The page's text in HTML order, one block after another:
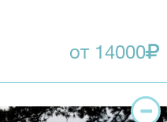
от 14000